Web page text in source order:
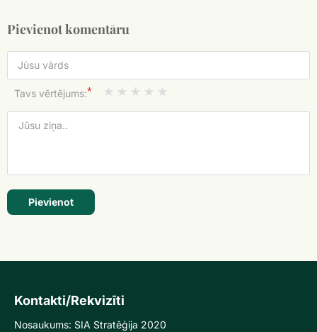
Pievienot komentāru
Tavs vērtējums:*
Pievienot
Kontakti/Rekvizīti
Nosaukums: SIA Stratēģija 2020